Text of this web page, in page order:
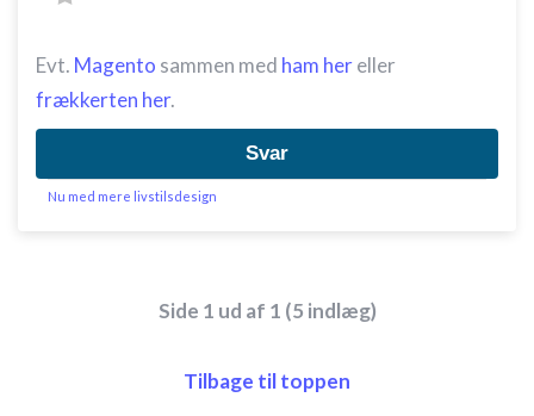
Evt. Magento sammen med ham hereller
frækkerten her.
Svar
Nu med mere livstilsdesign
Side 1 ud af 1 (5 indlæg)
Tilbage til toppen